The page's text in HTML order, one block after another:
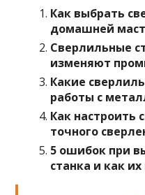
Как выбрать
домашней
Сверлильные
изменяют
Какие
работы с
Как настроить
точного
5 ошибок при
станка и как